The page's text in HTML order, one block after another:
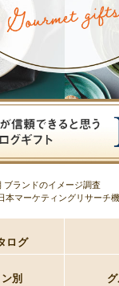
ブランドのイメージ調査
本マーケティングリサーチ
ログ
別